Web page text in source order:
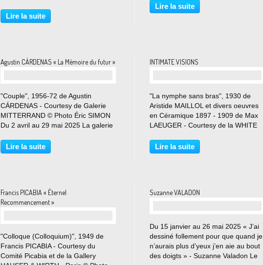
janvier au 7 mars 2026 « Sophie
Taeuber-Arp. La règle des courbes
Lire la suite
Particulière © Photo Éric SIMON Du
8 octobre 2025 au 26 janvier 2026
Lire la suite
Agustin CÁRDENAS « La Mémoire du futur »
"Couple", 1956-72 de Agustin
CÁRDENAS - Courtesy de Galerie
MITTERRAND © Photo Éric SIMON
Du 2 avril au 29 mai 2025 La galerie
présenter une nouvelle exposition de
l’artiste cubain Agustín Cárdenas sur
Lire la suite
INTIMATE VISIONS
"La nymphe sans bras", 1930 de
Aristide MAILLOL et divers oeuvres
en Céramique 1897 - 1909 de Max
LAEUGER - Courtesy de la WHITE
7 Mars au 10 Mai 2025 Sous le
commissariat de Clémande Burgevin
Lire la suite
Francis PICABIA « Éternel
Recommencement »
"Colloque (Colloquium)", 1949 de
Francis PICABIA - Courtesy du
Comité Picabia et de la Gallery
Suzanne VALADON
Du 15 janvier au 26 mai 2025 « J’ai
dessiné follement pour que quand je
n’aurais plus d’yeux j’en aie au bout
des doigts » - Suzanne Valadon Le